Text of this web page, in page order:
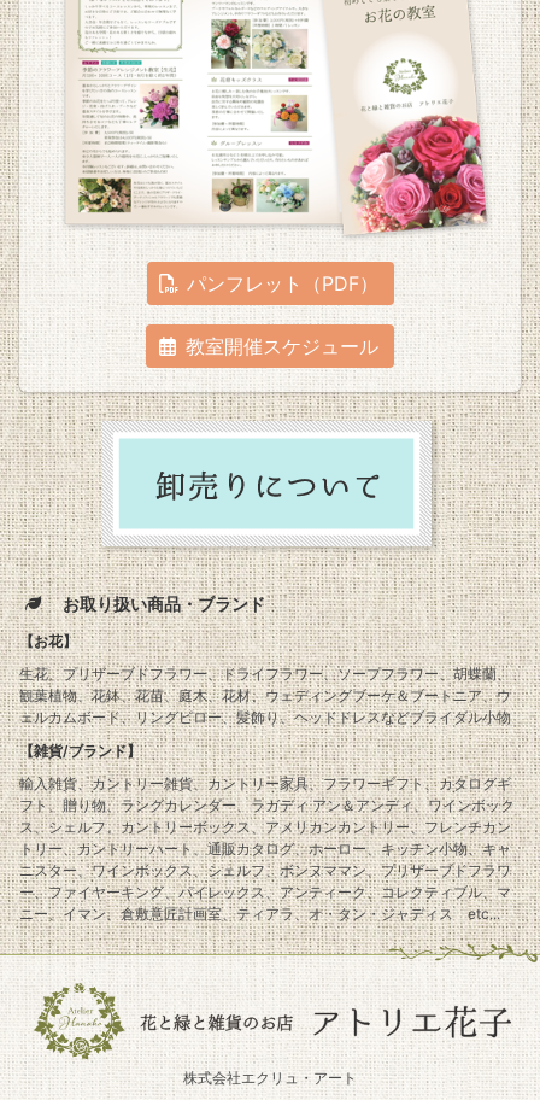
パンフレット（PDF）
教室開催スケジュール
お取り扱い商品・ブランド
【お花】
生花、プリザーブドフラワー、ドライフラワー、ソープフラワー、胡蝶蘭、
観葉植物、花鉢、花苗、庭木、花材、ウェディングブーケ＆ブートニア、ウ
ェルカムボード、リングピロー、髪飾り、ヘッドドレスなどブライダル小物
【雑貨/ブランド】
輸入雑貨、カントリー雑貨、カントリー家具、フラワーギフト、カタログギ
フト、贈り物、ラングカレンダー、ラガディ アン＆アンディ、ワインボック
ス、シェルフ、カントリーボックス、アメリカンカントリー、フレンチカン
トリー、カントリーハート、通販カタログ、ホーロー、キッチン小物、キャ
ニスター、ワインボックス、シェルフ、ボンヌママン、プリザーブドフラワ
ー、ファイヤーキング、パイレックス、アンティーク、コレクティブル、マ
ニー、イマン、倉敷意匠計画室、ティアラ、オ・タン・ジャディス etc...
株式会社エクリュ・アート